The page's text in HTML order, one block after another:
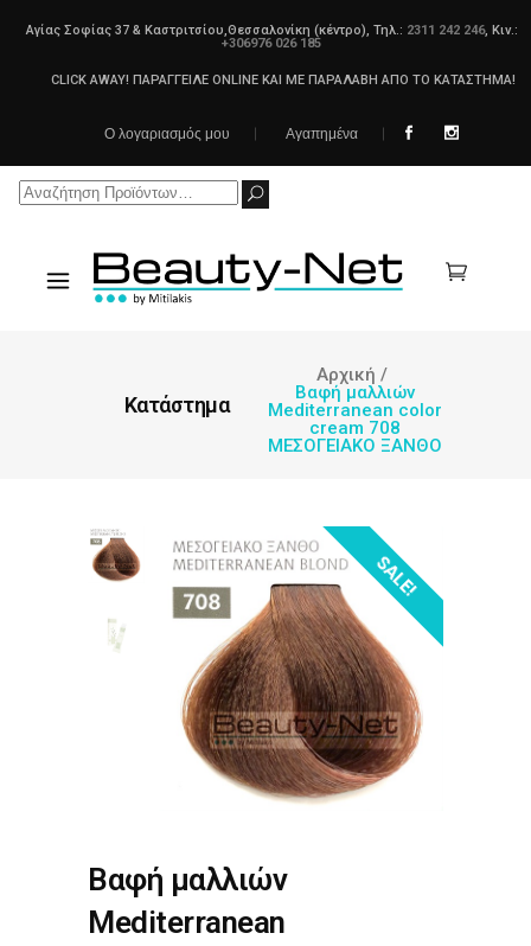
Αγίας Σοφίας 37 & Καστριτσίου,Θεσσαλονίκη (κέντρο), Τηλ.: 2311 242 246, Κιν.:
+306976 026 185
CLICK AWAY! ΠΑΡΑΓΓΕΙΛΕ ONLINE ΚΑΙ ΜΕ ΠΑΡΑΛΑΒΗ ΑΠΟ ΤΟ ΚΑΤΑΣΤΗΜΑ!
Ο λογαριασμός μου Αγαπημένα
Search
Κατάστημα
Αρχική /
Βαφή μαλλιών
Mediterranean color
cream 708
ΜΕΣΟΓΕΙΑΚΟ ΞΑΝΘΟ
SALE!
Βαφή μαλλιών
Mediterranean